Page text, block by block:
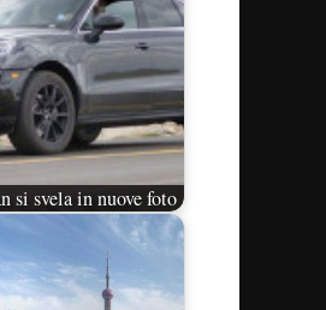
si svela in nuove foto